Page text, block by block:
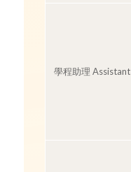
學程助理 Assistant